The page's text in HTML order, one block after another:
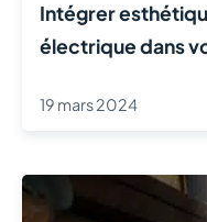
Intégrer
électrique dans
19 mars 2024